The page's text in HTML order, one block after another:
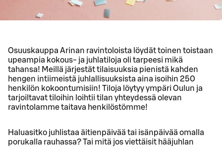
Osuuskauppa Arinan ravintoloista löydät toinen toistaan
upeampia kokous- ja juhlatiloja oli tarpeesi mikä
tahansa! Meillä järjestät tilaisuuksia pienistä kahden
hengen intiimeistä juhlallisuuksista aina isoihin 250
henkilön kokoontumisiin! Tiloja löytyy ympäri Oulun ja
tarjoiltavat tiloihin loihtii tilan yhteydessä olevan
ravintolamme taitava henkilöstömme!
Haluasitko juhlistaa äitienpäivää tai isänpäivää omalla
porukalla rauhassa? Tai mitä jos viettäisit hääjuhlan